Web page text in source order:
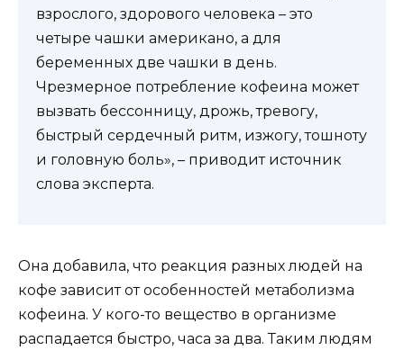
взрослого, здорового человека – это
четыре чашки американо, а для
беременных две чашки в день.
Чрезмерное потребление кофеина может
вызвать бессонницу, дрожь, тревогу,
быстрый сердечный ритм, изжогу, тошноту
и головную боль», – приводит источник
слова эксперта.
Она добавила, что реакция разных людей на
кофе зависит от особенностей метаболизма
кофеина. У кого-то вещество в организме
распадается быстро, часа за два. Таким людям